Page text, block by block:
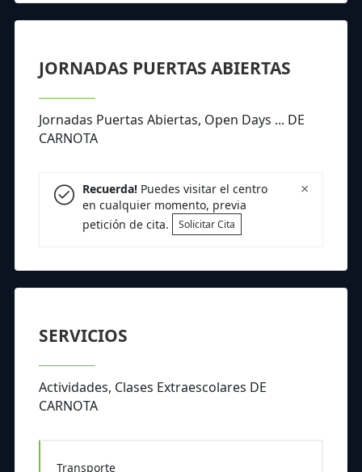
JORNADAS PUERTAS ABIERTAS
Jornadas Puertas Abiertas, Open Days ... DE
CARNOTA
×
Recuerda!Puedes visitar el centro
en cualquier momento, previa
petición de cita.
Solicitar Cita
SERVICIOS
Actividades, Clases Extraescolares DE
CARNOTA
Transporte